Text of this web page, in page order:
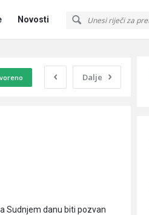
Novosti
Dalje
Sudnjem danu biti pozvan